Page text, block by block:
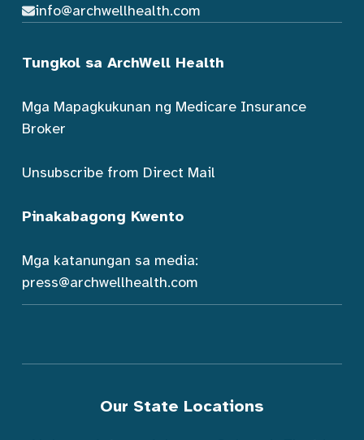
info@archwellhealth.com
Tungkol sa ArchWell Health
Mga Mapagkukunan ng Medicare Insurance
Broker
Unsubscribe from Direct Mail
Pinakabagong Kwento
Mga katanungan sa media:
press@archwellhealth.com
Our State Locations